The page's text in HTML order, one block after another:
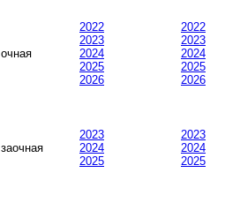
очная
2022
2023
2024
2025
2026
2022
2023
2024
2025
2026
заочная
2023
2024
2025
2023
2024
2025